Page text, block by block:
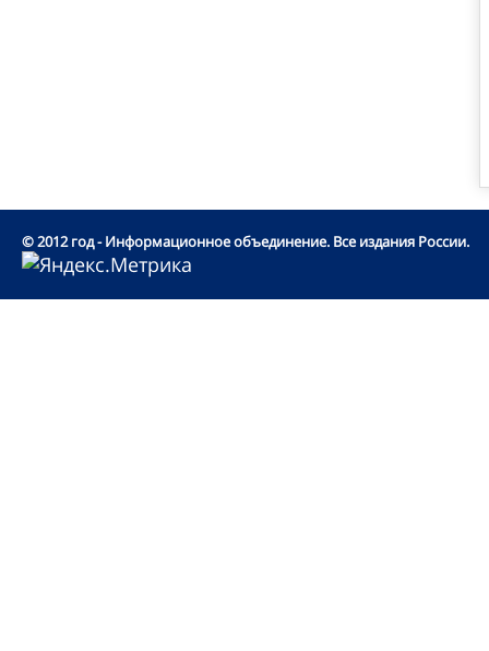
© 2012 год - Информационное объединение. Все издания России.